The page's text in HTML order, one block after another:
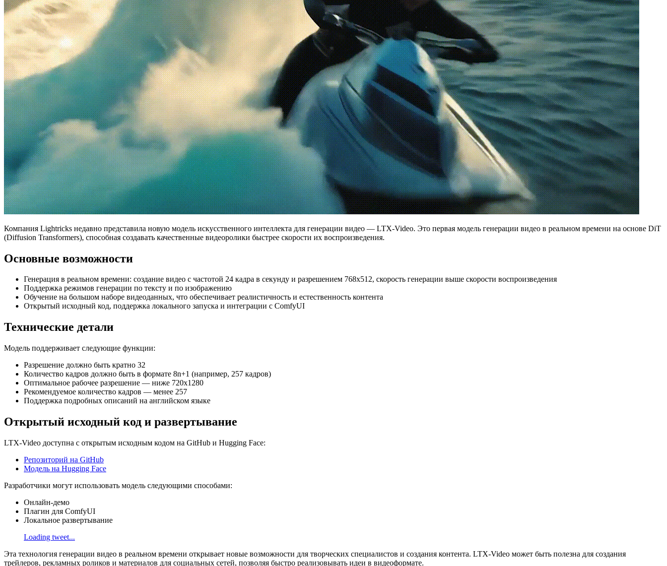
Компания Lightricks недавно представила новую модель искусственного интеллекта для генерации видео — LTX-Video. Это первая модель генерации видео в реальном времени на основе DiT
(Diffusion Transformers), способная создавать качественные видеоролики быстрее скорости их воспроизведения.
Основные возможности
Генерация в реальном времени: создание видео с частотой 24 кадра в секунду и разрешением 768x512, скорость генерации выше скорости воспроизведения
Поддержка режимов генерации по тексту и по изображению
Обучение на большом наборе видеоданных, что обеспечивает реалистичность и естественность контента
Открытый исходный код, поддержка локального запуска и интеграции с ComfyUI
Технические детали
Модель поддерживает следующие функции:
Разрешение должно быть кратно 32
Количество кадров должно быть в формате 8n+1 (например, 257 кадров)
Оптимальное рабочее разрешение — ниже 720x1280
Рекомендуемое количество кадров — менее 257
Поддержка подробных описаний на английском языке
Открытый исходный код и развертывание
LTX-Video доступна с открытым исходным кодом на GitHub и Hugging Face:
Репозиторий на GitHub
Модель на Hugging Face
Разработчики могут использовать модель следующими способами:
Онлайн-демо
Плагин для ComfyUI
Локальное развертывание
Loading tweet...
Эта технология генерации видео в реальном времени открывает новые возможности для творческих специалистов и создания контента. LTX-Video может быть полезна для создания
трейлеров, рекламных роликов и материалов для социальных сетей, позволяя быстро реализовывать идеи в видеоформате.